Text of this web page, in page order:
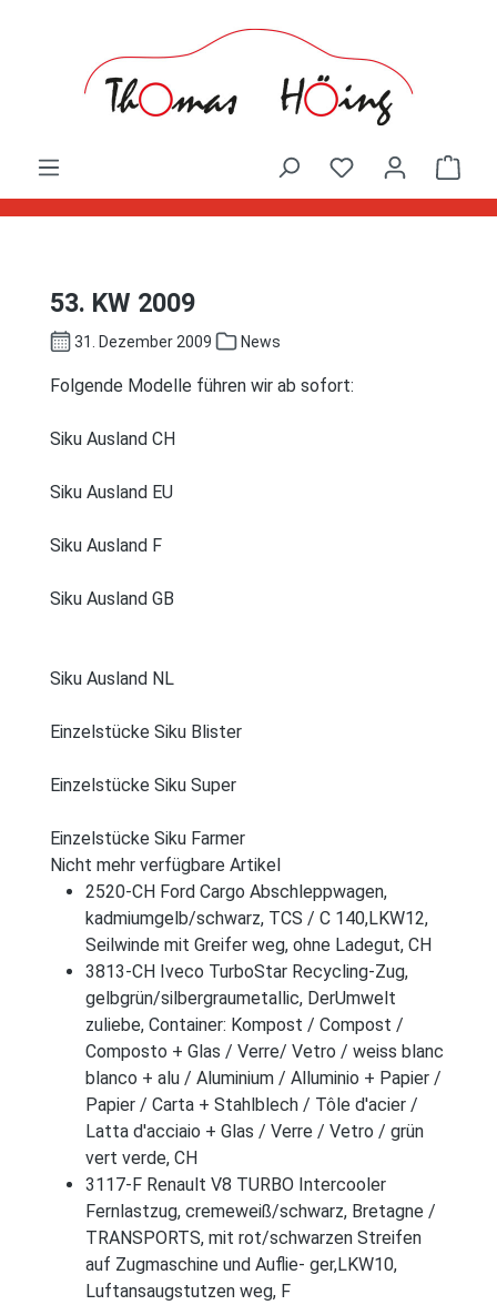
53. KW 2009
31. Dezember 2009 News
Folgende Modelle führen wir ab sofort:
Siku Ausland CH
Siku Ausland EU
Siku Ausland F
Siku Ausland GB
Siku Ausland NL
Einzelstücke Siku Blister
Einzelstücke Siku Super
Einzelstücke Siku Farmer
Nicht mehr verfügbare Artikel
2520-CH Ford Cargo Abschleppwagen,
kadmiumgelb/schwarz, TCS / C 140,LKW12,
Seilwinde mit Greifer weg, ohne Ladegut, CH
3813-CH Iveco TurboStar Recycling-Zug,
gelbgrün/silbergraumetallic, DerUmwelt
zuliebe, Container: Kompost / Compost /
Composto + Glas / Verre/ Vetro / weiss blanc
blanco + alu / Aluminium / Alluminio + Papier /
Papier / Carta + Stahlblech / Tôle d'acier /
Latta d'acciaio + Glas / Verre / Vetro / grün
vert verde, CH
3117-F Renault V8 TURBO Intercooler
Fernlastzug, cremeweiß/schwarz, Bretagne /
TRANSPORTS, mit rot/schwarzen Streifen
auf Zugmaschine und Auflie- ger,LKW10,
Luftansaugstutzen weg, F